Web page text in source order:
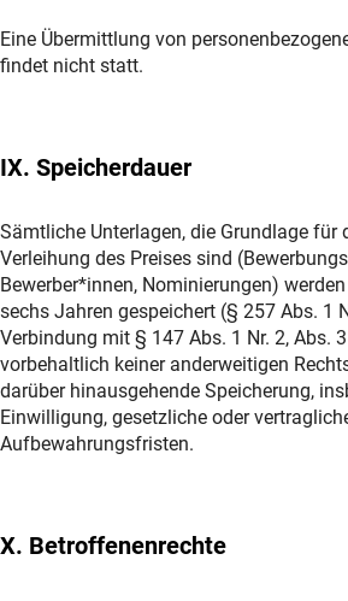
Eine Übermittlung von
findet nicht statt.
IX. Speicherdauer
Sämtliche Unterlagen, die Grundlage für
Verleihung des Preises sind
Bewerber*innen, Nominierungen)
sechs Jahren gespeichert (§ 257 Abs. 1
Verbindung mit § 147 Abs. 1 Nr. 2, Abs.
vorbehaltlich keiner anderweitigen
darüber hinausgehende Speicherung,
Einwilligung, gesetzliche oder
Aufbewahrungsfristen.
X. Betroffenenrechte